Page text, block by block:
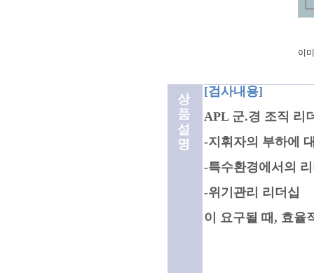
이
[검사내용]
APL 군.경 조직 리
-지휘자의 부하에
-특수환경에서의
-위기관리 리더십
이 요구될 때, 효율